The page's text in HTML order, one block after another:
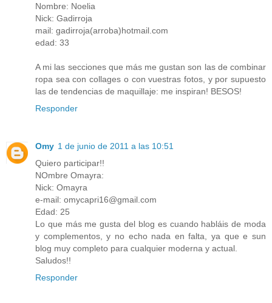
Nombre: Noelia
Nick: Gadirroja
mail: gadirroja(arroba)hotmail.com
edad: 33
A mi las secciones que más me gustan son las de combinar
ropa sea con collages o con vuestras fotos, y por supuesto
las de tendencias de maquillaje: me inspiran! BESOS!
Responder
Omy 1 de junio de 2011 a las 10:51
Quiero participar!!
NOmbre Omayra:
Nick: Omayra
e-mail: omycapri16@gmail.com
Edad: 25
Lo que más me gusta del blog es cuando habláis de moda
y complementos, y no echo nada en falta, ya que e sun
blog muy completo para cualquier moderna y actual.
Saludos!!
Responder